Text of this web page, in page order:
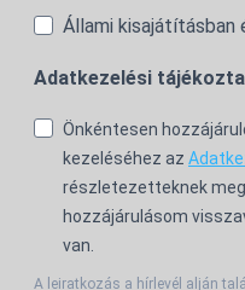
Állami kisajátításban
Adatkezelési
Önkéntesen
kezeléséhez az
részletezetteknek
hozzájárulásom
van.
A leiratkozás a hírlevél alján